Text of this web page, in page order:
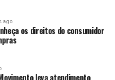
ago
os direitos do consumidor